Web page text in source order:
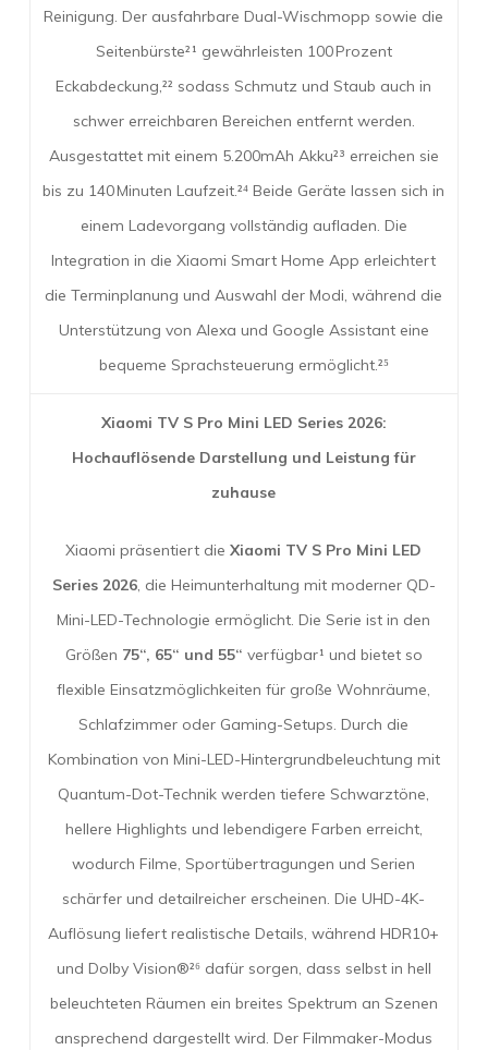
Reinigung. Der ausfahrbare Dual-Wischmopp sowie die
Seitenbürste²¹ gewährleisten 100 Prozent
Eckabdeckung,²² sodass Schmutz und Staub auch in
schwer erreichbaren Bereichen entfernt werden.
Ausgestattet mit einem 5.200mAh Akku²³ erreichen sie
bis zu 140 Minuten Laufzeit.²⁴ Beide Geräte lassen sich in
einem Ladevorgang vollständig aufladen. Die
Integration in die Xiaomi Smart Home App erleichtert
die Terminplanung und Auswahl der Modi, während die
Unterstützung von Alexa und Google Assistant eine
bequeme Sprachsteuerung ermöglicht.²⁵
Xiaomi TV S Pro Mini LED Series 2026:
Hochauflösende Darstellung und Leistung für
zuhause
Xiaomi präsentiert dieXiaomi TV S Pro Mini LED
Series 2026, die Heimunterhaltung mit moderner QD-
Mini-LED-Technologie ermöglicht. Die Serie ist in den
Größen 75“, 65“ und 55“ verfügbar¹ und bietet so
flexible Einsatzmöglichkeiten für große Wohnräume,
Schlafzimmer oder Gaming-Setups. Durch die
Kombination von Mini-LED-Hintergrundbeleuchtung mit
Quantum-Dot-Technik werden tiefere Schwarztöne,
hellere Highlights und lebendigere Farben erreicht,
wodurch Filme, Sportübertragungen und Serien
schärfer und detailreicher erscheinen. Die UHD-4K-
Auflösung liefert realistische Details, während HDR10+
und Dolby Vision®²⁶ dafür sorgen, dass selbst in hell
beleuchteten Räumen ein breites Spektrum an Szenen
ansprechend dargestellt wird. Der Filmmaker-Modus